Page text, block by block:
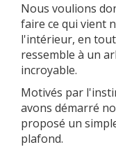
Nous voulions
faire ce qui vient
l'intérieur, en
ressemble à un
incroyable.
Motivés par
avons démarré
proposé un
plafond.